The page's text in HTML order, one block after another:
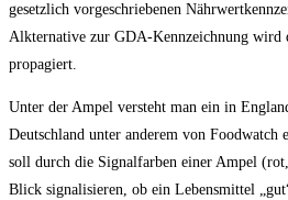
gesetzlich vorgeschriebenen
Alkternative zur GDA-Kennzeichnung wird
propagiert.
Unter der Ampel versteht man ein in
Deutschland unter anderem von Foodwatch
soll durch die Signalfarben einer Ampel
Blick signalisieren, ob ein Lebensmittel